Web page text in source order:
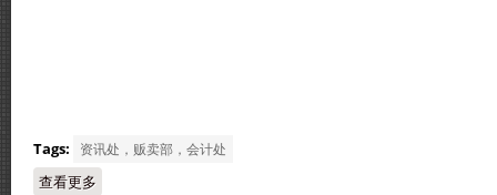
Tags: 资讯处，贩卖部，会计处
查看更多